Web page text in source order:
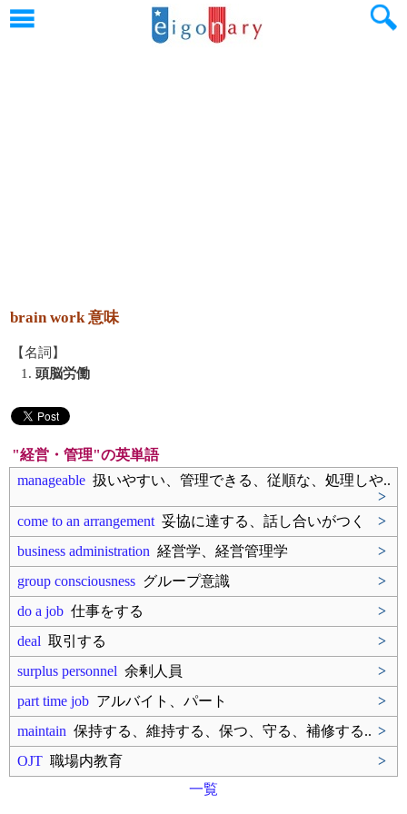
brain work 意味
【名詞】
1. 頭脳労働
"経営・管理"の英単語
manageable 扱いやすい、管理できる、従順な、処理しや..
>
come to an arrangement 妥協に達する、話し合いがつく
>
business administration 経営学、経営管理学
>
group consciousness グループ意識
>
do a job 仕事をする
>
deal 取引する
>
surplus personnel 余剰人員
>
part time job アルバイト、パート
>
maintain 保持する、維持する、保つ、守る、補修する.. >
OJT 職場内教育
>
一覧